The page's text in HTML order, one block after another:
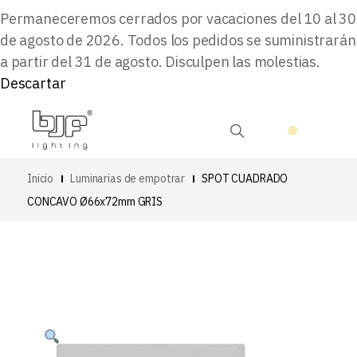
Permaneceremos cerrados por vacaciones del 10 al 30
de agosto de 2026. Todos los pedidos se suministrarán
a partir del 31 de agosto. Disculpen las molestias.
Descartar
Inicio Luminarias de empotrar
SPOT CUADRADO
CONCAVO Ø66x72mm GRIS